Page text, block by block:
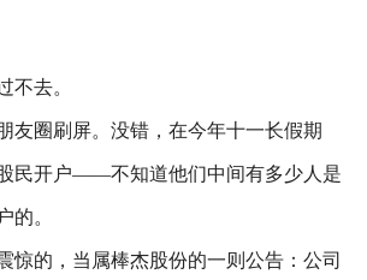
不去。
友圈刷屏。没错，在今年十一长假期
民开户——不知道他们中间有多少人是
的。
惊的，当属棒杰股份的一则公告：公司